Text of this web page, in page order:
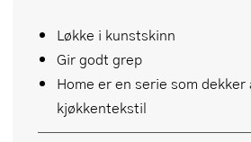
Løkke i kunstskinn
Gir godt grep
Home er en serie som
kjøkkentekstil